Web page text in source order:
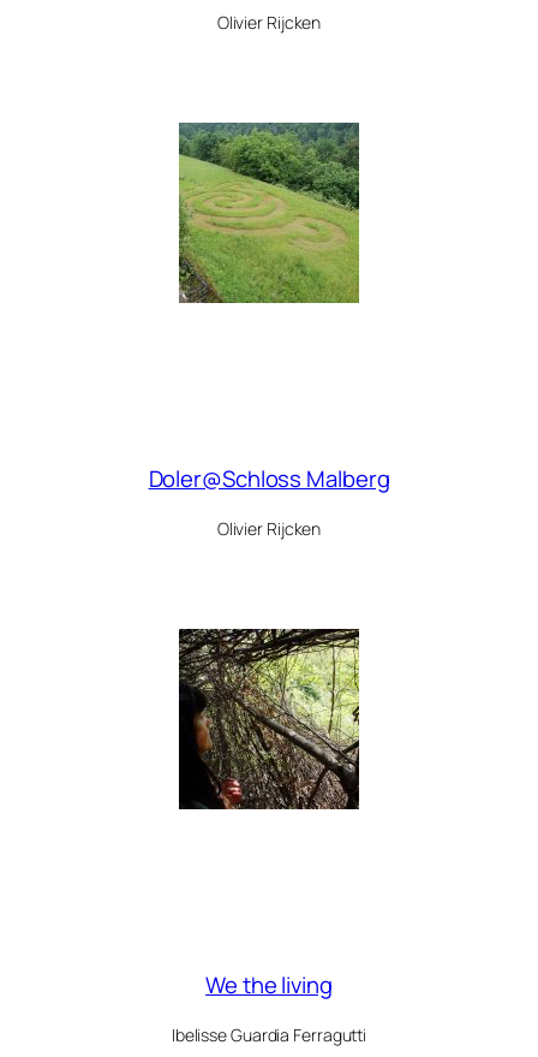
Olivier Rijcken
Doler@Schloss Malberg
Olivier Rijcken
We the living
Ibelisse Guardia Ferragutti